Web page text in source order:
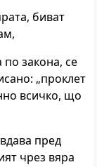
биват
по закона, се
„проклет
всичко, що
пред
чрез вяра